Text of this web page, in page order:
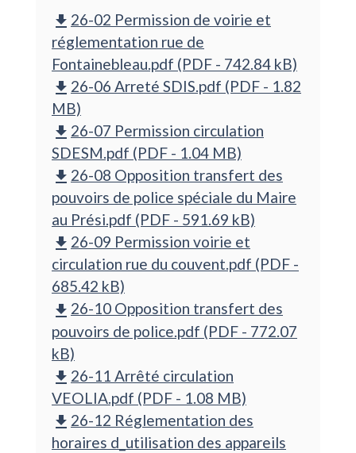
file_download 26-02 Permission de voirie et
réglementation rue de
Fontainebleau.pdf (PDF - 742.84 kB)
file_download 26-06 Arreté SDIS.pdf (PDF - 1.82
MB)
file_download 26-07 Permission circulation
SDESM.pdf (PDF - 1.04 MB)
file_download 26-08 Opposition transfert des
pouvoirs de police spéciale du Maire
au Prési.pdf (PDF - 591.69 kB)
file_download 26-09 Permission voirie et
circulation rue du couvent.pdf (PDF -
685.42 kB)
file_download 26-10 Opposition transfert des
pouvoirs de police.pdf (PDF - 772.07
kB)
file_download 26-11 Arrêté circulation
VEOLIA.pdf (PDF - 1.08 MB)
file_download 26-12 Réglementation des
horaires d_utilisation des appareils